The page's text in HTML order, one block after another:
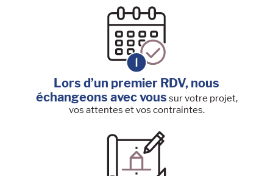
Lors d’un premier RDV, nous
échangeons avec vous sur votre projet,
vos attentes et vos contraintes.